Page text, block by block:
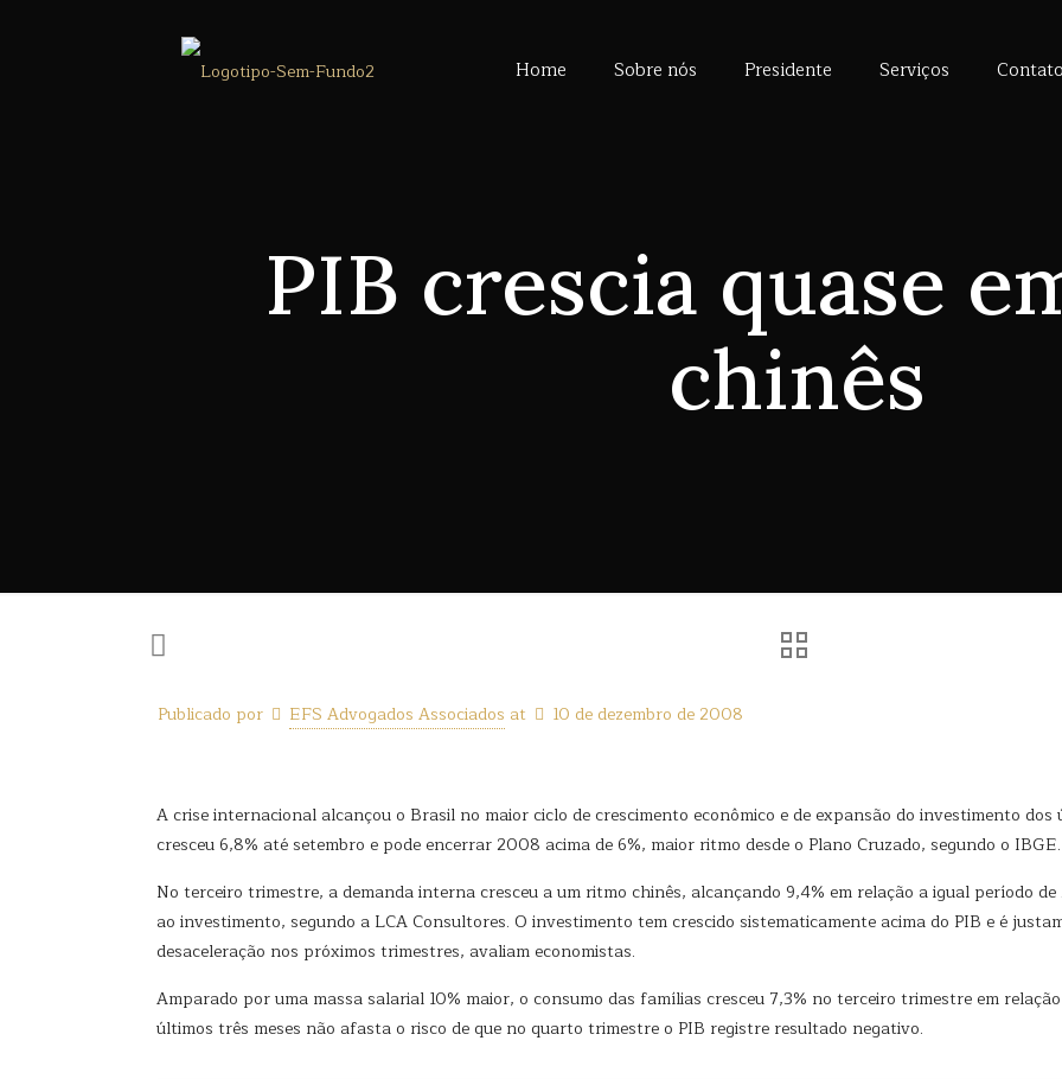
Home Sobre nós Presidente Serviços
PIB crescia quase
chinês
Publicado por EFS Advogados Associados at 10 de dezembro de 2008
A crise internacional alcançou o Brasil no maior ciclo de crescimento econômico e de expansão do investimento
cresceu 6,8% até setembro e pode encerrar 2008 acima de 6%, maior ritmo desde o Plano Cruzado, segundo o IBGE.
No terceiro trimestre, a demanda interna cresceu a um ritmo chinês, alcançando 9,4% em relação a igual período
ao investimento, segundo a LCA Consultores. O investimento tem crescido sistematicamente acima do PIB e é
desaceleração nos próximos trimestres, avaliam economistas.
Amparado por uma massa salarial 10% maior, o consumo das famílias cresceu 7,3% no terceiro trimestre em
últimos três meses não afasta o risco de que no quarto trimestre o PIB registre resultado negativo.